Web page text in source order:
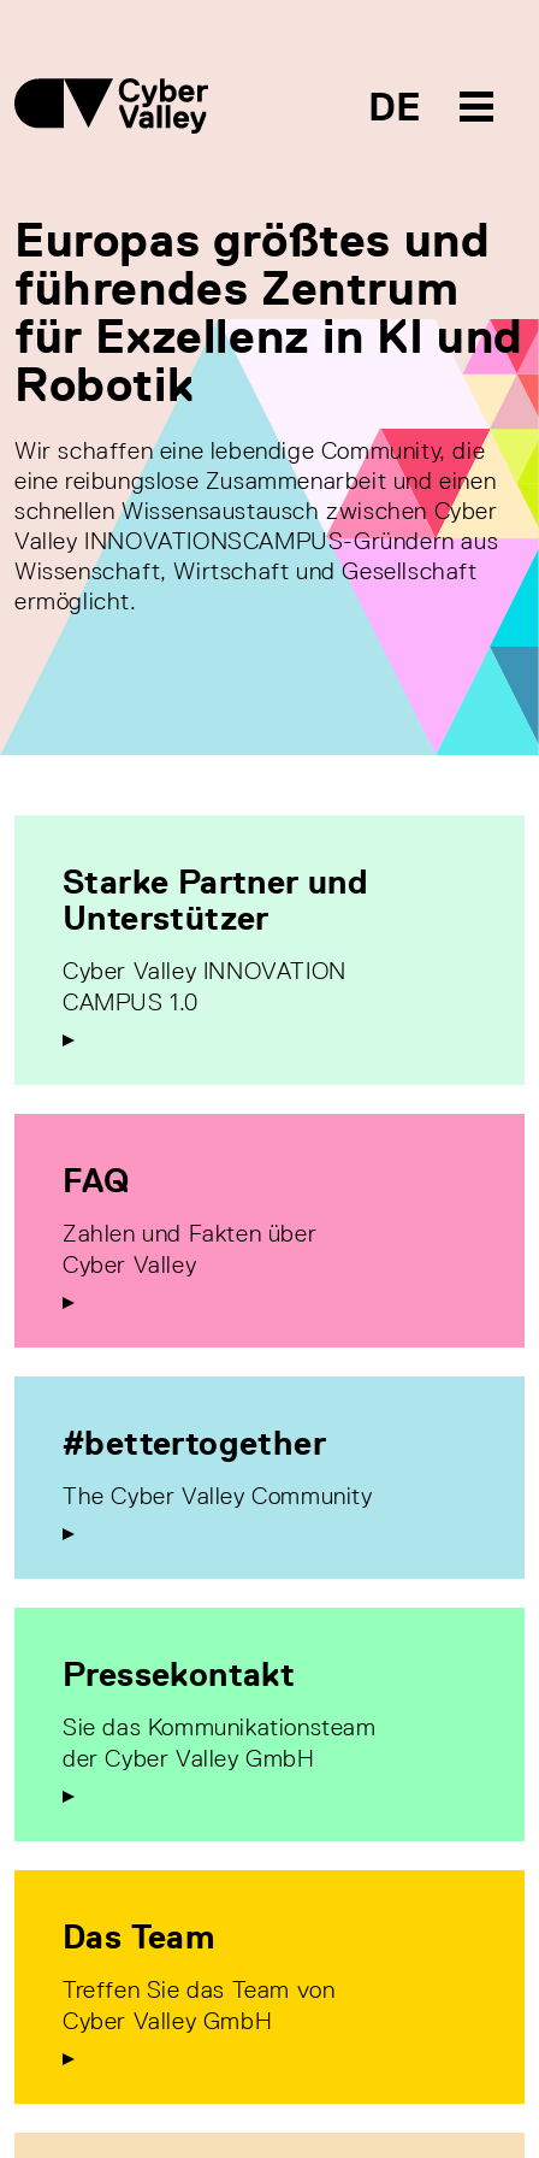
DE
Europas größtes und
führendes Zentrum
für Exzellenz in KI und
Robotik
Wir schaffen eine lebendige Community, die
eine reibungslose Zusammenarbeit und einen
schnellen Wissensaustausch zwischen Cyber
Valley INNOVATIONSCAMPUS-Gründern aus
Wissenschaft, Wirtschaft und Gesellschaft
ermöglicht.
Starke Partner und
Unterstützer
Cyber Valley INNOVATION
CAMPUS 1.0
FAQ
Zahlen und Fakten über
Cyber Valley
#bettertogether
The Cyber Valley Community
Pressekontakt
Sie das Kommunikationsteam
der Cyber Valley GmbH
Das Team
Treffen Sie das Team von
Cyber Valley GmbH